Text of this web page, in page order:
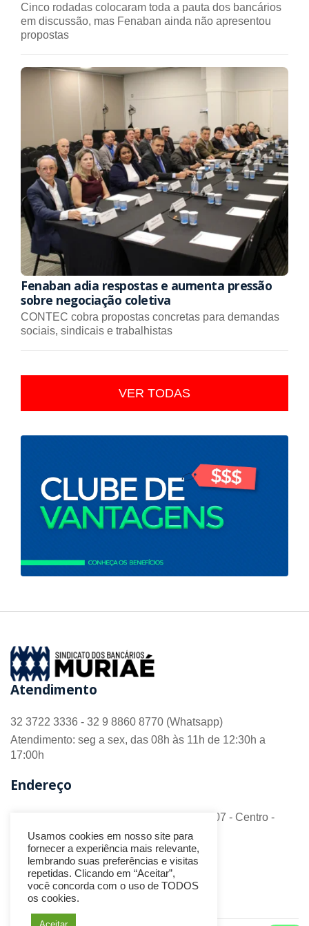
Cinco rodadas colocaram toda a pauta dos bancários
em discussão, mas Fenaban ainda não apresentou
propostas
Fenaban adia respostas e aumenta pressão
sobre negociação coletiva
CONTEC cobra propostas concretas para demandas
sociais, sindicais e trabalhistas
VER TODAS
Atendimento
32 3722 3336 - 32 9 8860 8770 (Whatsapp)
Atendimento: seg a sex, das 08h às 11h de 12:30h a
17:00h
Endereço
R. Barão do Monte Alto nº 70 - Sala 306/307 - Centro -
CEP 36.880-018 - Muriaé/MG
Redes Sociais
Usamos cookies em nosso site para
fornecer a experiência mais relevante,
lembrando suas preferências e visitas
repetidas. Clicando em “Aceitar”,
você concorda com o uso de TODOS
os cookies.